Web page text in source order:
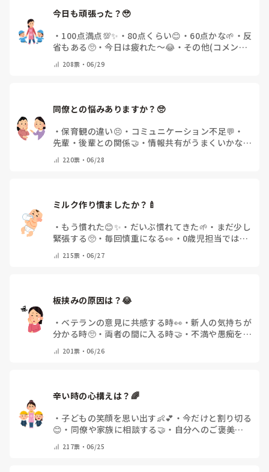
今日も頑張った？🥹
・ 100点満点💯✨ ・ 80点くらい😊 ・ 60点かな🌱 ・ 反
省もある🥺 ・今日は疲れた〜😂 ・ その他(コメント
で教えてください)
208票・06/29
同僚との悩みありますか？🥺
・保育観の違い😣 ・ コミュニケーション不足💬 ・
先輩・後輩との関係🤝 ・情報共有がうまくいかない
📖
てください)
220票・06/28
ミルク作り慣ましたか？🍼
・ もう慣れた😊✨ ・ だいぶ慣れてきた🌱 ・ まだ少し
緊張する🥺 ・ 毎回慎重になる👀 ・ 0歳児担当ではな
い💭🍼
215票・06/27
板挟みの原因は？😂
・ ベテランの意見に共感する時👀 ・新人の気持ちが
分かる時🥺 ・両者の間に入る時🤝 ・不満や愚痴を聞
く時💦
えてください)
201票・06/26
辛い時の心構えは？🌈
・ 子どもの笑顔を思い出す👶💕 ・ 今だけと割り切る
😊 ・ 同僚や家族に相談する🤝 ・ 自分へのご褒美を
用意する🍰✨
他(コメントで教えてください)
217票・06/25